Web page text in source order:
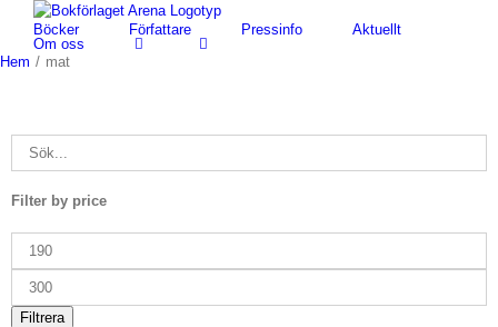
Fortsätt
innehållet
Böcker Författare Pressinfo
Aktuellt
Om oss
Hem / mat
Filter by price
Min
Max
Filtrera